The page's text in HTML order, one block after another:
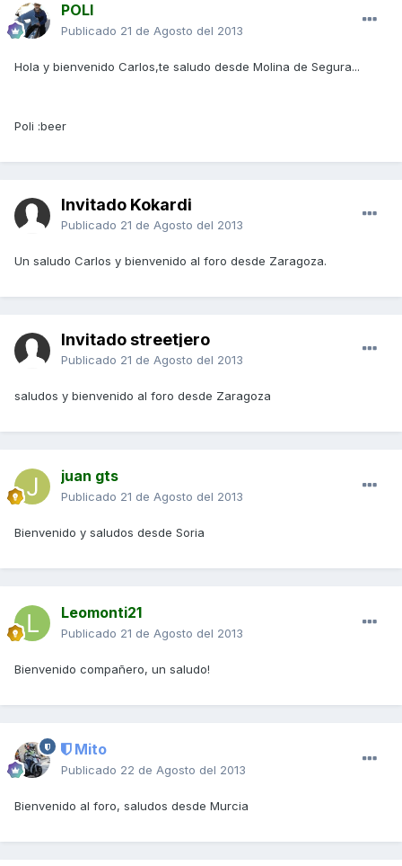
POLI
Publicado 21 de Agosto del 2013
Hola y bienvenido Carlos,te saludo desde Molina de Segura...
Poli :beer
Invitado Kokardi
Publicado 21 de Agosto del 2013
Un saludo Carlos y bienvenido al foro desde Zaragoza.
Invitado streetjero
Publicado 21 de Agosto del 2013
saludos y bienvenido al foro desde Zaragoza
juan gts
Publicado 21 de Agosto del 2013
Bienvenido y saludos desde Soria
Leomonti21
Publicado 21 de Agosto del 2013
Bienvenido compañero, un saludo!
Mito
Publicado 22 de Agosto del 2013
Bienvenido al foro, saludos desde Murcia